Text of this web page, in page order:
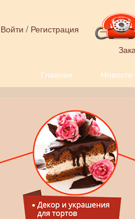
Войти / Регистрация
Главная Новости